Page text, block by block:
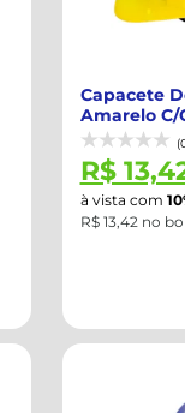
Capacete
Amarelo C/
R$
à vista com
R$ 13,42 no